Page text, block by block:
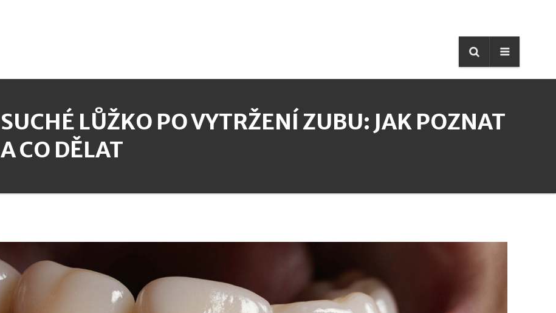
SUCHÉ LŮŽKO PO VYTRŽENÍ ZUBU: JAK POZNAT
A CO DĚLAT